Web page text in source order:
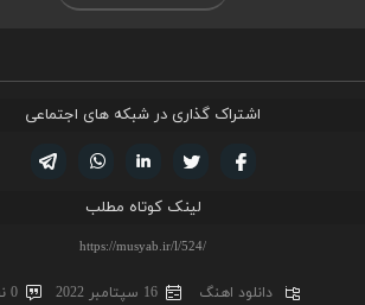
اشتراک گذاری در شبکه های اجتماعی
لینکدین تویتر
فیسوک
لینک کوتاه مطلب
دانلود اهنگ 16 سپتامبر 2022 0 نظر